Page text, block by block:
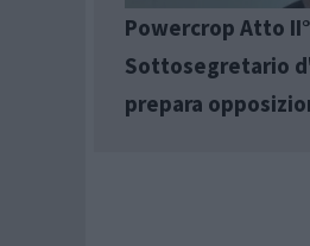
Powercrop Atto
Sottosegretario
prepara